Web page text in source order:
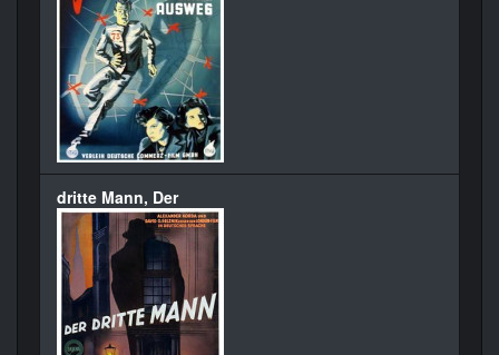
dritte Mann, Der